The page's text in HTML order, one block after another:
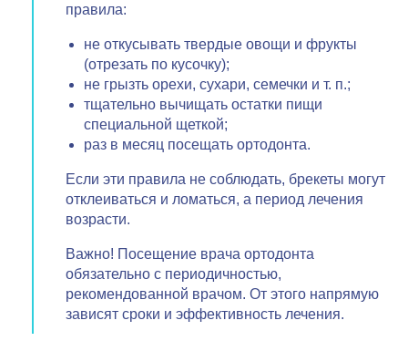
правила:
не откусывать твердые овощи и фрукты
(отрезать по кусочку);
не грызть орехи, сухари, семечки и т. п.;
тщательно вычищать остатки пищи
специальной щеткой;
раз в месяц посещать ортодонта.
Если эти правила не соблюдать, брекеты могут
отклеиваться и ломаться, а период лечения
возрасти.
Важно! Посещение врача ортодонта
обязательно с периодичностью,
рекомендованной врачом. От этого напрямую
зависят сроки и эффективность лечения.